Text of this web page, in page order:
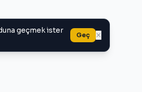
geçmek ister
Geç ×